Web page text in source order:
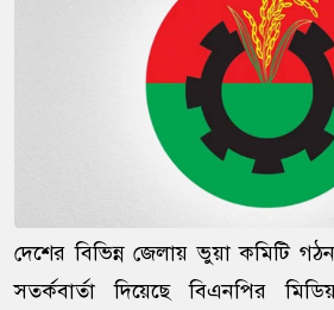
দেশের বিভিন্ন জেলায় ভুয়া কমিটি
সতর্কবার্তা দিয়েছে বিএনপির